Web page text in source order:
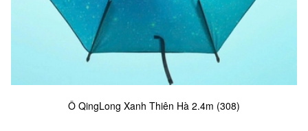
Ô QingLong Xanh Thiên Hà 2.4m (308)